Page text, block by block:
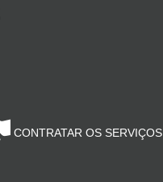
CONTRATAR OS SERVIÇOS